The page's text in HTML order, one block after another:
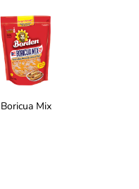
Boricua Mix